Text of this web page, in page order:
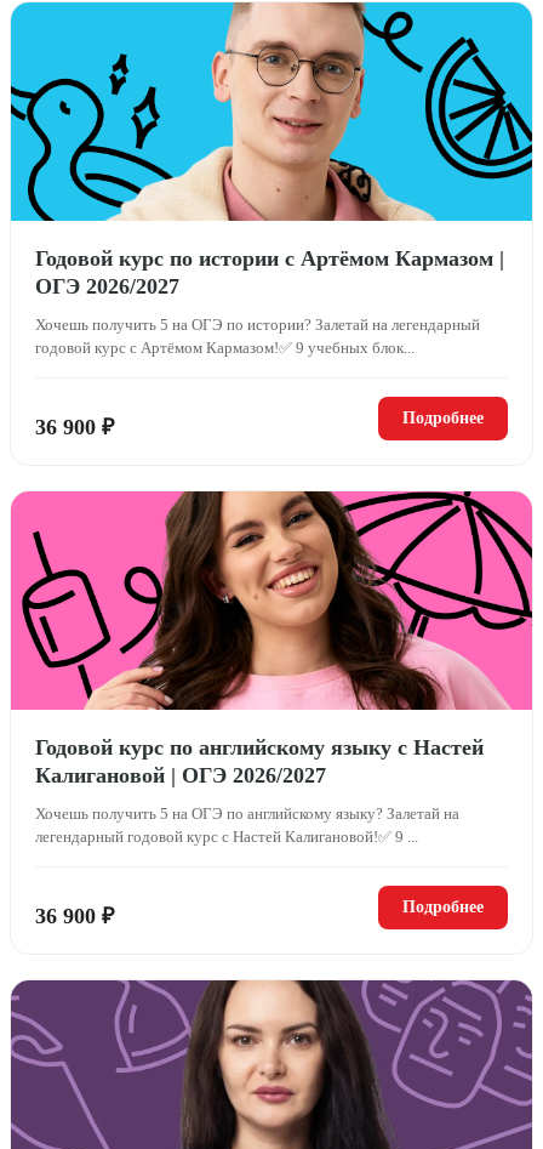
Годовой курс по истории с Артёмом Кармазом |
ОГЭ 2026/2027
Хочешь получить 5 на ОГЭ по истории? Залетай на легендарный
годовой курс с Артёмом Кармазом!✅ 9 учебных блок...
36 900 ₽ Подробнее
Годовой курс по английскому языку с Настей
Калигановой | ОГЭ 2026/2027
Хочешь получить 5 на ОГЭ по английскому языку? Залетай на
легендарный годовой курс с Настей Калигановой!✅ 9 ...
36 900 ₽ Подробнее